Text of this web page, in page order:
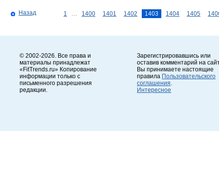
Назад 1 1400 1401 1402 1403 1404 1405
© 2002-2026. Все права и
материалы принадлежат
«FitTrends.ru» Копирование
информации только с
письменного разрешения
редакции.
Зарегистрировавшись или
оставив комментарий на
Вы принимаете настоящие
правила Пользовательского
соглашения
Интересное